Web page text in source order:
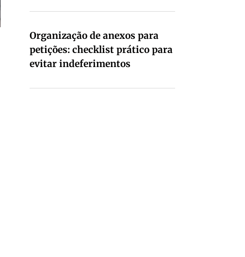
Organização de anexos para
petições: checklist prático para
evitar indeferimentos